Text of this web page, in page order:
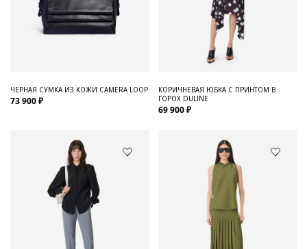
ЧЕРНАЯ СУМКА ИЗ КОЖИ CAMERA LOOP
73 900 ₽
КОРИЧНЕВАЯ ЮБКА С ПРИНТОМ В
ГОРОХ DULINE
69 900 ₽